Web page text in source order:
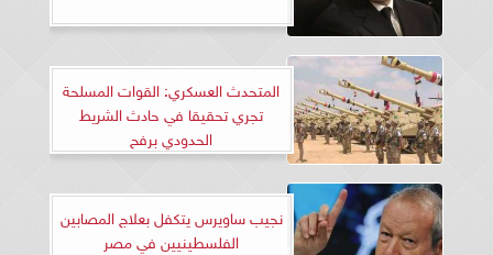
المتحدث العسكري: القوات المسلحة
تجري تحقيقا في حادث الشريط
الحدودي برفح
نجيب ساويرس يتكفل بعلاج المصابين
الفلسطينيين في مصر